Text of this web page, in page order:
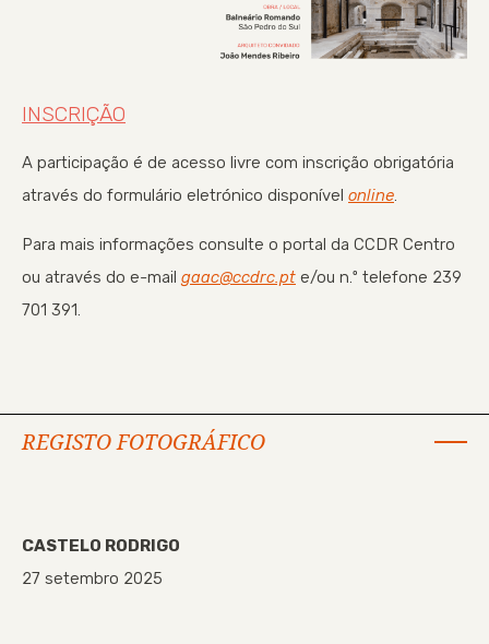
INSCRIÇÃO
A participação é de acesso livre com inscrição obrigatória
através do formulário eletrónico disponível online.
Para mais informações consulte o portal da CCDR Centro
ou através do e-mail gaac@ccdrc.pt e/ou n.º telefone 239
701 391.
REGISTO FOTOGRÁFICO
CASTELO RODRIGO
27 setembro 2025